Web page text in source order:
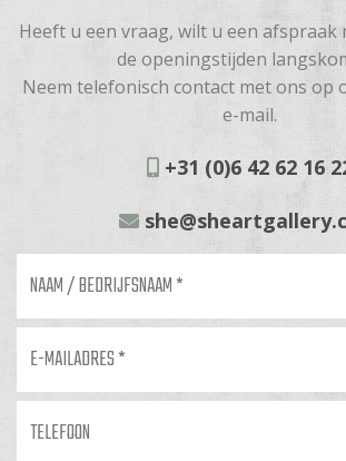
Heeft u een vraag, wilt u een afspraak
de openingstijden
Neem telefonisch contact met ons op
e-mail.
+31 (0)6 42 62 16
bedrijfsnaam
*
mailadres *